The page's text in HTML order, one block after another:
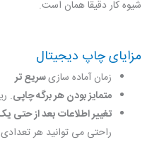
شیوه کار دقیقا همان است.
مزایای چاپ دیجیتال
زمان آماده سازیسریع تر
متمایز بودن هر برگه چاپی.
تغییر اطلاعات بعد از حتی
راحتی می توانید هر